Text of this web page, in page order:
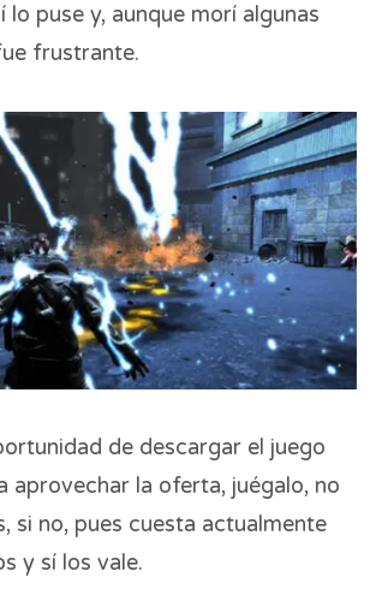
lo puse y, aunque morí algunas
frustrante.
de descargar el juego
aprovechar la oferta, juégalo, no
si no, pues cuesta actualmente
y sí los vale.